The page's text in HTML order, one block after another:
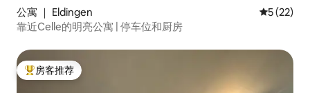
公寓 ｜ Eldingen 平均评分
5 (22)
靠近Celle的明亮公寓 | 停车位和厨房
热门「房客推荐」
房客推荐